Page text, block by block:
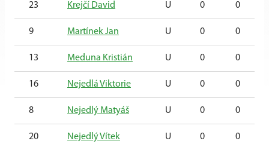
23 Krejčí David U 0 0
9 Martínek Jan U 0 0
13 Meduna Kristián U 0 0
16 Nejedlá Viktorie U 0 0
8 Nejedlý Matyáš U 0 0
20 Nejedlý Vítek U 0 0